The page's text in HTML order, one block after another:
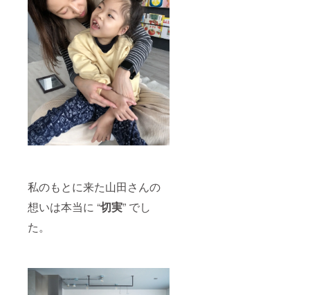
私のもとに来た山田さんの
想いは本当に “切実” でし
た。